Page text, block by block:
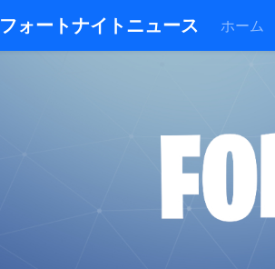
フォートナイトニュース ホーム